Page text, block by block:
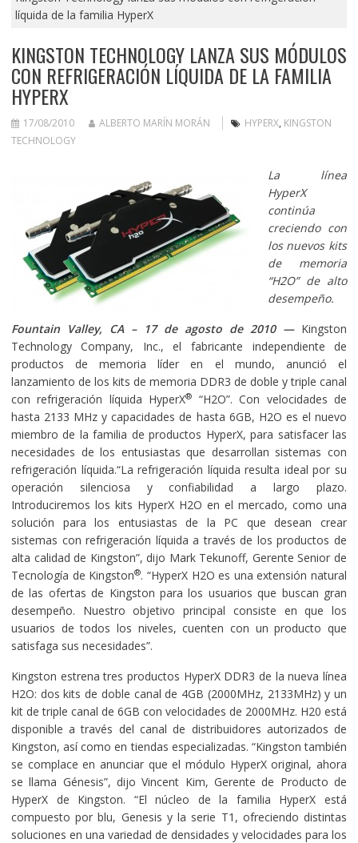
líquida de la familia HyperX
KINGSTON TECHNOLOGY LANZA SUS MÓDULOS
CON REFRIGERACIÓN LÍQUIDA DE LA FAMILIA
HYPERX
17/08/2010 ALBERTO MARÍN MORÁN HYPERX, KINGSTON
TECHNOLOGY
La línea
HyperX
continúa
creciendo con
los nuevos kits
de memoria
“H2O” de alto
desempeño.
Fountain Valley, CA – 17 de agosto de 2010 — Kingston
Technology Company, Inc., el fabricante independiente de
productos de memoria líder en el mundo, anunció el
lanzamiento de los kits de memoria DDR3 de doble y triple canal
con refrigeración líquida HyperX®
“H2O”. Con velocidades de
hasta 2133 MHz y capacidades de hasta 6GB, H2O es el nuevo
miembro de la familia de productos HyperX, para satisfacer las
necesidades de los entusiastas que desarrollan sistemas con
refrigeración líquida.“La refrigeración líquida resulta ideal por su
operación silenciosa y confiabilidad a largo plazo.
Introduciremos los kits HyperX H2O en el mercado, como una
solución para los entusiastas de la PC que desean crear
sistemas con refrigeración líquida a través de los productos de
alta calidad de Kingston”, dijo Mark Tekunoff, Gerente Senior de
Tecnología de Kingston®. “HyperX H2O es una extensión natural
de las ofertas de Kingston para los usuarios que buscan gran
desempeño. Nuestro objetivo principal consiste en que los
usuarios de todos los niveles, cuenten con un producto que
satisfaga sus necesidades”.
Kingston estrena tres productos HyperX DDR3 de la nueva línea
H2O: dos kits de doble canal de 4GB (2000MHz, 2133MHz) y un
kit de triple canal de 6GB con velocidades de 2000MHz. H20 está
disponible a través del canal de distribuidores autorizados de
Kingston, así como en tiendas especializadas. “Kingston también
se complace en anunciar que el módulo HyperX original, ahora
se llama Génesis”, dijo Vincent Kim, Gerente de Producto de
HyperX de Kingston. “El núcleo de la familia HyperX está
compuesto por blu, Genesis y la serie T1, ofreciendo distintas
soluciones en una variedad de densidades y velocidades para los